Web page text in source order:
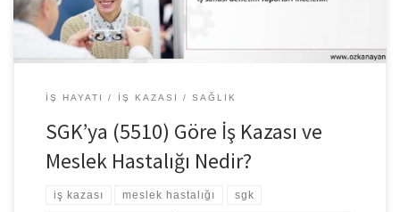
İŞ HAYATI İŞ KAZASI SAĞLIK
SGK’ya (5510) Göre İş Kazası ve
Meslek Hastalığı Nedir?
iş kazası meslek hastalığı sgk